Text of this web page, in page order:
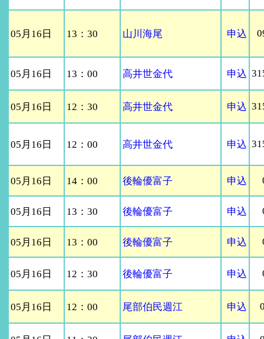
05月16日 13：30 山川海尾 申込
05月16日 13：00 高井世金代 申込
05月16日 12：30 高井世金代 申込
05月16日 12：00 高井世金代 申込
05月16日 14：00 後輪優富子 申込
05月16日 13：30 後輪優富子 申込
05月16日 13：00 後輪優富子 申込
05月16日 12：30 後輪優富子 申込
05月16日 12：00 尾部伯民週江 申込